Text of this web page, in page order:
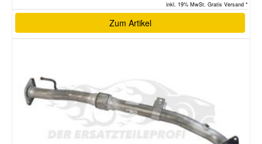
inkl. 19% MwSt. Gratis Versand *
Zum Artikel